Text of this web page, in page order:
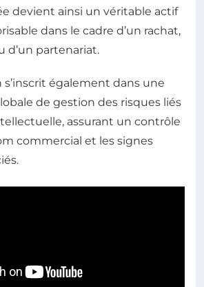
devient ainsi un véritable actif
dans le cadre d’un rachat,
d’un partenariat.
également dans une
de gestion des risques liés
assurant un contrôle
commercial et les signes